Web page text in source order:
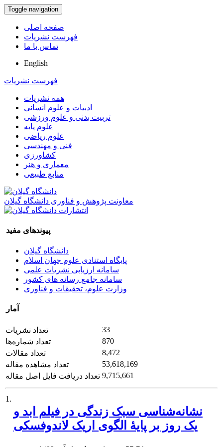
Toggle navigation
صفحه اصلی
فهرست نشریات
تماس با ما
English
فهرست نشریات
همه نشریات
ادبیات و علوم انسانی
تربیت بدنی و علوم ورزشی
علوم پایه
علوم ریاضی
فنی و مهندسی
کشاورزی
معماری و هنر
منابع طبیعی
معاونت پژوهش و فناوری دانشگاه گیلان
پیوندهای مفید
دانشگاه گیلان
پایگاه استنادی علوم جهان اسلام
سامانه ارزیابی نشریات علمی
سامانه جامع رسانه های کشور
وزارت علوم، تحقیقات و فناوری
آمار
تعداد نشریات
33
تعداد شماره‌ها
870
تعداد مقالات
8,472
تعداد مشاهده مقاله
53,618,169
تعداد دریافت فایل اصل مقاله 9,715,661
1.
نشانه‌شناسی سبک زندگی در فیلم ابد و
یک روز بر پایۀ الگوی اریک لاندوفسکی